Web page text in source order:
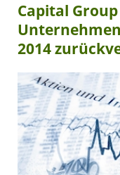
Capital
2014